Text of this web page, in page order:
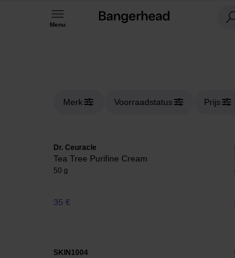
Menu
Merk Voorraadstatus Prijs
Dr. Ceuracle
Tea Tree Purifine Cream
50 g
35 €
SKIN1004